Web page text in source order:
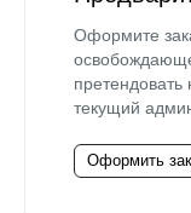
Оформите
текущий
Оформить